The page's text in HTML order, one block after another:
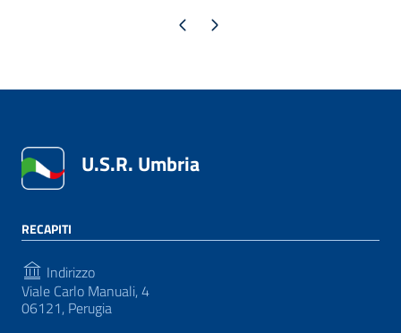
Pagina precedente
Pagina successiva
U.S.R. Umbria
RECAPITI
Indirizzo
Viale Carlo Manuali, 4
06121, Perugia